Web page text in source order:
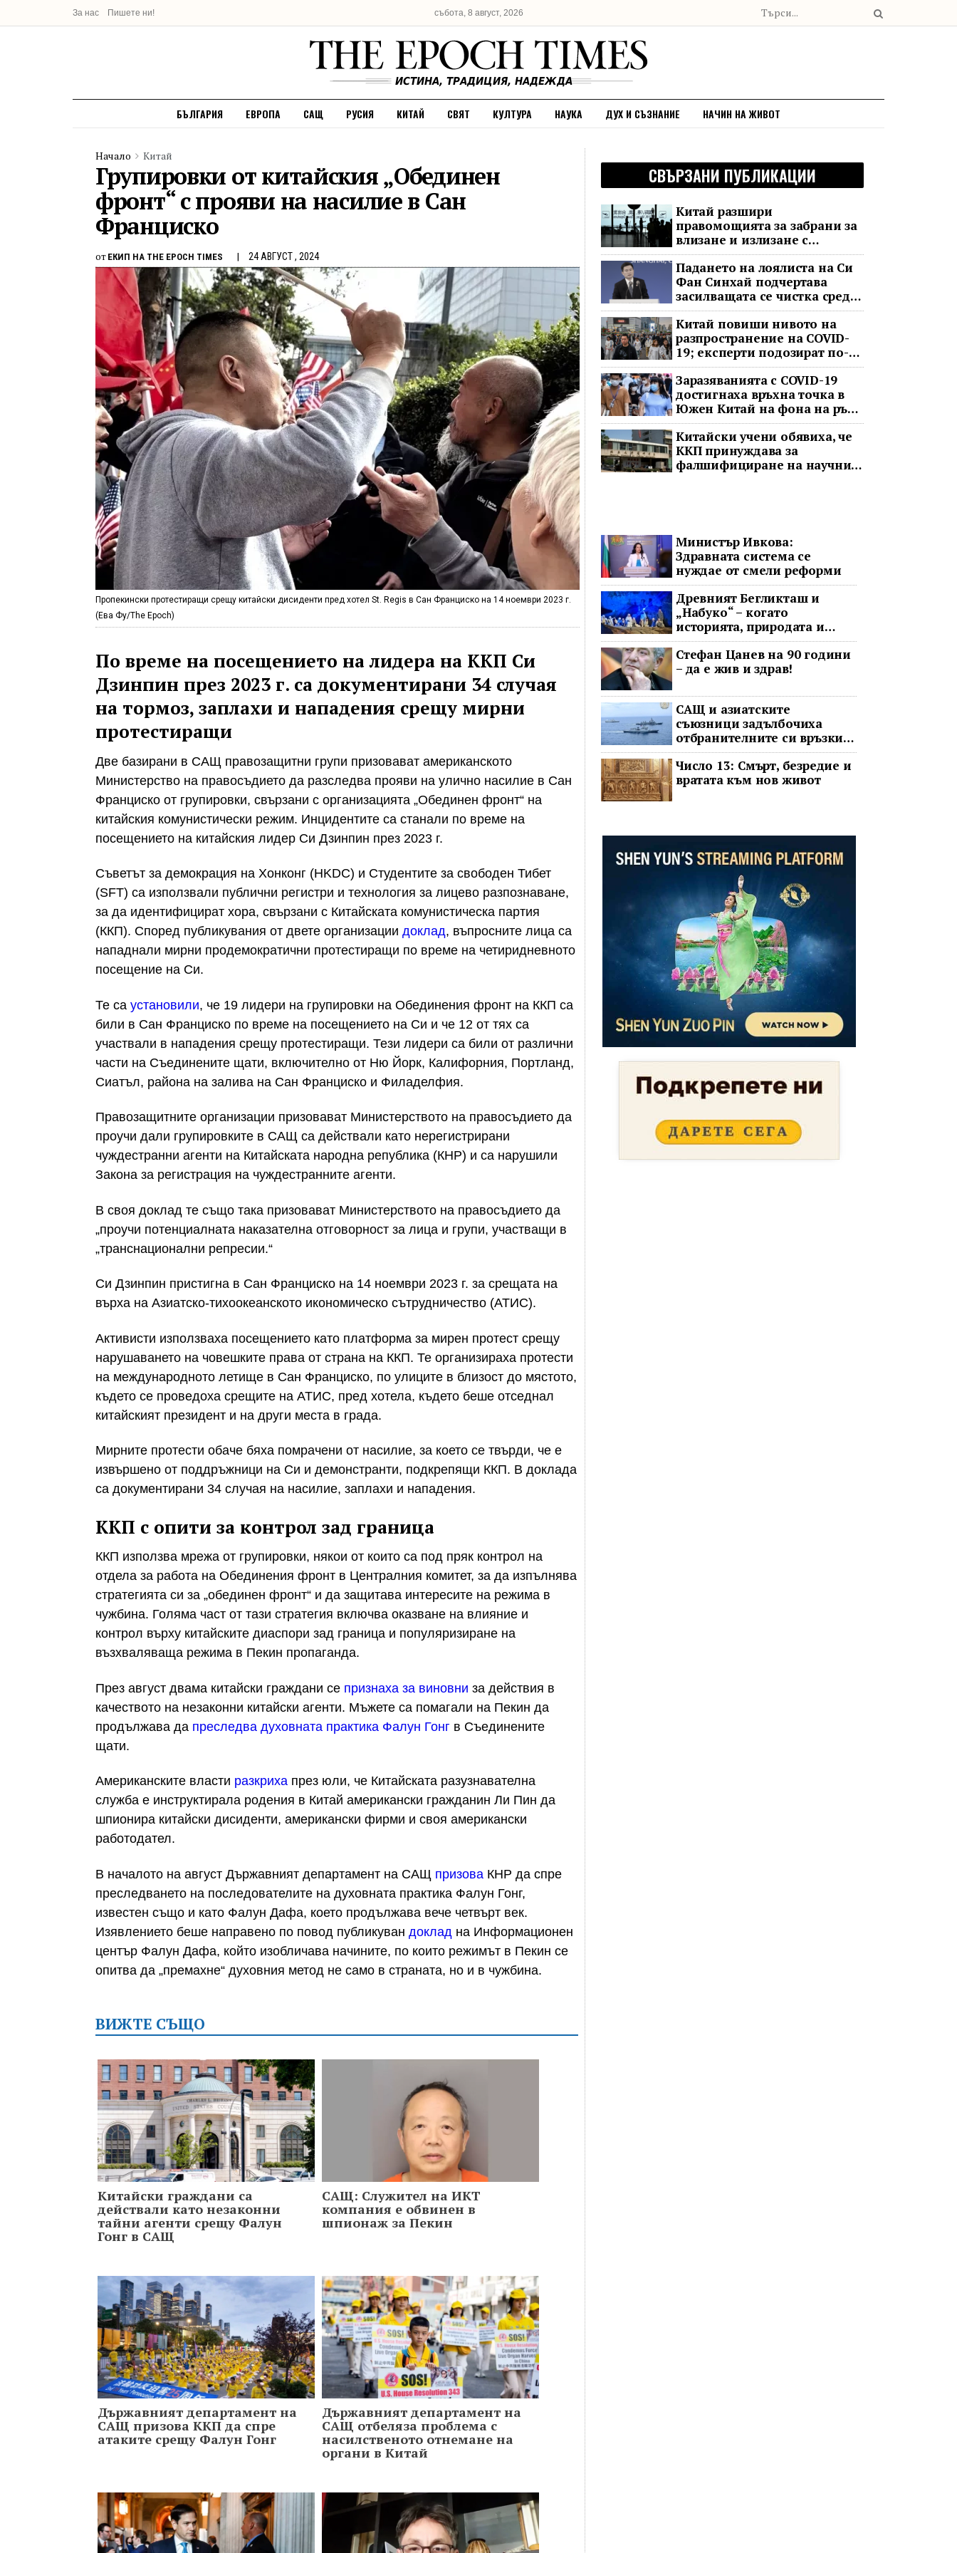
За нас Пишете ни! събота, 8 август, 2026
БЪЛГАРИЯ ЕВРОПА САЩ РУСИЯ КИТАЙ СВЯТ КУЛТУРА НАУКА ДУХ И СЪЗНАНИЕ НАЧИН НА ЖИВОТ
Начало Китай
Групировки от китайския „Обединен
фронт“ с прояви на насилие в Сан
Франциско
от ЕКИП НА THE EPOCH TIMES 24 АВГУСТ , 2024
Пропекински протестиращи срещу китайски дисиденти пред хотел St. Regis в Сан Франциско на 14 ноември 2023 г.
(Ева Фу/The Epoch)
По време на посещението на лидера на ККП Си
Дзинпин през 2023 г. са документирани 34 случая
на тормоз, заплахи и нападения срещу мирни
протестиращи
Две базирани в САЩ правозащитни групи призовават американското
Министерство на правосъдието да разследва прояви на улично насилие в Сан
Франциско от групировки, свързани с организацията „Обединен фронт“ на
китайския комунистически режим. Инцидентите са станали по време на
посещението на китайския лидер Си Дзинпин през 2023 г.
Съветът за демокрация на Хонконг (HKDC) и Студентите за свободен Тибет
(SFT) са използвали публични регистри и технология за лицево разпознаване,
за да идентифицират хора, свързани с Китайската комунистическа партия
(ККП). Според публикувания от двете организации доклад, въпросните лица са
нападнали мирни продемократични протестиращи по време на четиридневното
посещение на Си.
Те са установили, че 19 лидери на групировки на Обединения фронт на ККП са
били в Сан Франциско по време на посещението на Си и че 12 от тях са
участвали в нападения срещу протестиращи. Тези лидери са били от различни
части на Съединените щати, включително от Ню Йорк, Калифорния, Портланд,
Сиатъл, района на залива на Сан Франциско и Филаделфия.
Правозащитните организации призовават Министерството на правосъдието да
проучи дали групировките в САЩ са действали като нерегистрирани
чуждестранни агенти на Китайската народна република (КНР) и са нарушили
Закона за регистрация на чуждестранните агенти.
В своя доклад те също така призовават Министерството на правосъдието да
„проучи потенциалната наказателна отговорност за лица и групи, участващи в
„транснационални репресии.“
Си Дзинпин пристигна в Сан Франциско на 14 ноември 2023 г. за срещата на
върха на Азиатско-тихоокеанското икономическо сътрудничество (АТИС).
Активисти използваха посещението като платформа за мирен протест срещу
нарушаването на човешките права от страна на ККП. Те организираха протести
на международното летище в Сан Франциско, по улиците в близост до мястото,
където се проведоха срещите на АТИС, пред хотела, където беше отседнал
китайският президент и на други места в града.
Мирните протести обаче бяха помрачени от насилие, за което се твърди, че е
извършено от поддръжници на Си и демонстранти, подкрепящи ККП. В доклада
са документирани 34 случая на насилие, заплахи и нападения.
ККП с опити за контрол зад граница
ККП използва мрежа от групировки, някои от които са под пряк контрол на
отдела за работа на Обединения фронт в Централния комитет, за да изпълнява
стратегията си за „обединен фронт“ и да защитава интересите на режима в
чужбина. Голяма част от тази стратегия включва оказване на влияние и
контрол върху китайските диаспори зад граница и популяризиране на
възхваляваща режима в Пекин пропаганда.
През август двама китайски граждани се признаха за виновни за действия в
качеството на незаконни китайски агенти. Мъжете са помагали на Пекин да
продължава да преследва духовната практика Фалун Гонг в Съединените
щати.
Американските власти разкриха през юли, че Китайската разузнавателна
служба е инструктирала родения в Китай американски гражданин Ли Пин да
шпионира китайски дисиденти, американски фирми и своя американски
работодател.
В началото на август Държавният департамент на САЩ призова КНР да спре
преследването на последователите на духовната практика Фалун Гонг,
известен също и като Фалун Дафа, което продължава вече четвърт век.
Изявлението беше направено по повод публикуван доклад на Информационен
център Фалун Дафа, който изобличава начините, по които режимът в Пекин се
опитва да „премахне“ духовния метод не само в страната, но и в чужбина.
ВИЖТЕ СЪЩО
Китайски граждани са
действали като незаконни
тайни агенти срещу Фалун
Гонг в САЩ
САЩ: Служител на ИКТ
компания е обвинен в
шпионаж за Пекин
Държавният департамент на
САЩ призова ККП да спре
атаките срещу Фалун Гонг
Държавният департамент на
САЩ отбеляза проблема с
насилственото отнемане на
органи в Китай
СВЪРЗАНИ ПУБЛИКАЦИИ
Китай разшири
правомощията за забрани за
влизане и излизане с
всеобхватни нови правила
Падането на лоялиста на Си
Фан Синхай подчертава
засилващата се чистка сред
финансовия елит на Китай
Китай повиши нивото на
разпространение на COVID-
19; експерти подозират по-
тежка ситуация
Заразяванията с COVID-19
достигнаха връхна точка в
Южен Китай на фона на ръст
в цялата страна
Китайски учени обявиха, че
ККП принуждава за
фалшифициране на научни
Министър Ивкова:
Здравната система се
нуждае от смели реформи
Древният Бегликташ и
„Набуко“ – когато
историята, природата и
операта говорят на един
език
Стефан Цанев на 90 години
– да е жив и здрав!
САЩ и азиатските
съюзници задълбочиха
отбранителните си връзки
срещу Китай
Число 13: Смърт, безредие и
вратата към нов живот